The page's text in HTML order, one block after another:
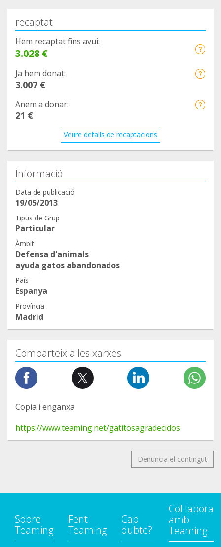
recaptat
Hem recaptat fins avui:
3.028 €
Ja hem donat:
3.007 €
Anem a donar:
21 €
Veure detalls de recaptacions
Informació
Data de publicació
19/05/2013
Tipus de Grup
Particular
Àmbit
Defensa d'animals
ayuda gatos abandonados
País
Espanya
Província
Madrid
Comparteix a les xarxes
Copia i enganxa
https://www.teaming.net/gatitosagradecidos
Denuncia el contingut
Sobre
Teaming
Fent
Teaming
Cap
dubte?
Col·labora
amb
Teaming